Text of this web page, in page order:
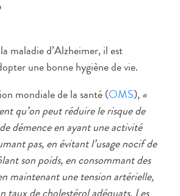
maladie d’Alzheimer, il est
une bonne hygiène de vie.
mondiale de la santé (OMS),«
qu’on peut réduire le risque de
démence en ayant une activité
pas, en évitant l’usage nocif de
son poids, en consommant des
maintenant une tension artérielle,